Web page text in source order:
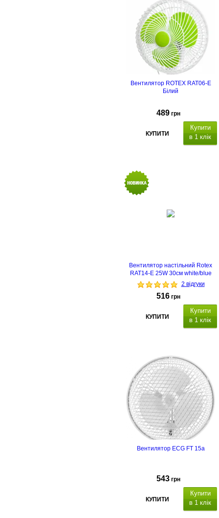
Вентилятор ROTEX RAT06-E
Білий
489 грн
КУПИТИ
Купити
в 1 клік
Вентилятор настільний Rotex
RAT14-E 25W 30см white/blue
2 відгуки
516 грн
КУПИТИ
Купити
в 1 клік
Вентилятор ECG FT 15a
543 грн
КУПИТИ
Купити
в 1 клік